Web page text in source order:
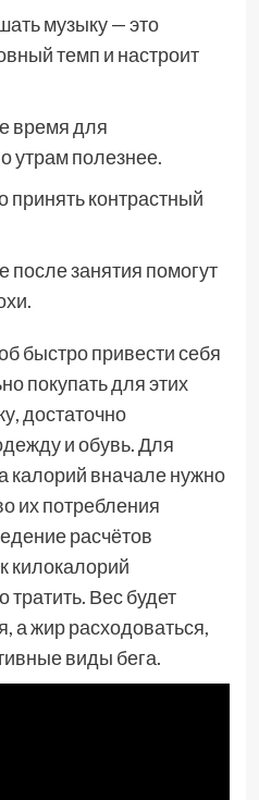
музыку — это
темп и настроит
время для
утрам полезнее.
контрастный
после занятия помогут
быстро привести себя
покупать для этих
достаточно
и обувь. Для
калорий вначале нужно
их потребления
расчётов
килокалорий
Вес будет
а жир расходоваться,
виды бега.